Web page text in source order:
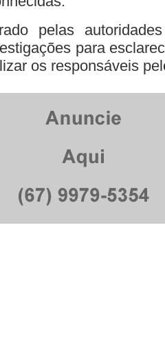
pelas
para
os responsáveis